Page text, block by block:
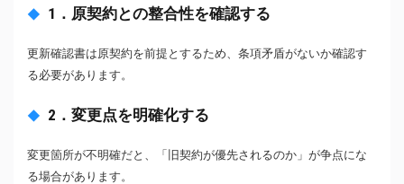
1．原契約との整合性を確認する
更新確認書は原契約を前提とするため、条項矛盾がないか確認す
る必要があります。
2．変更点を明確化する
変更箇所が不明確だと、「旧契約が優先されるのか」が争点にな
る場合があります。